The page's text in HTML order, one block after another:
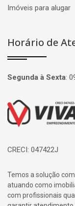
Imóveis para alugar
Horário de
Segunda à Sexta:
Página inicial
CRECI: 047422J
Temos a solução
atuando como
com profissionais